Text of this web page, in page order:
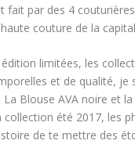
fait par des 4
couture de la
édition limitées, les
et de qualité, je
Blouse AVA noire et
collection été 2017, les
de te mettre des